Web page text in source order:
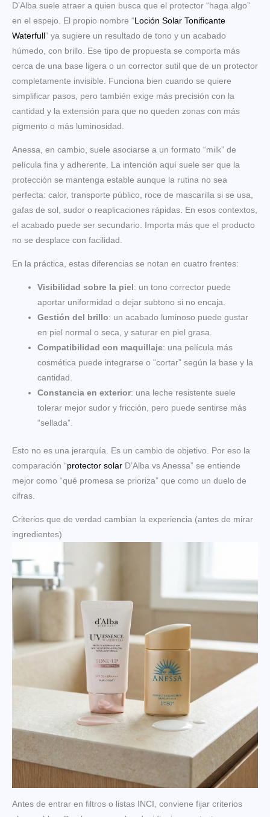
D’Alba suele atraer a quien busca que el protector “haga algo”
en el espejo. El propio nombre “Loción Solar Tonificante
Waterfull” ya sugiere un resultado de tono y un acabado
húmedo, con brillo. Ese tipo de propuesta se comporta más
cerca de una base ligera o un corrector sutil que de un protector
completamente invisible. Funciona bien cuando se quiere
simplificar pasos, pero también exige más precisión con la
cantidad y la extensión para que no queden zonas con más
pigmento o más luminosidad.
Anessa, en cambio, suele asociarse a un formato “milk” de
película fina y adherente. La intención aquí suele ser que la
protección se mantenga estable aunque la rutina no sea
perfecta: calor, transporte público, roce de mascarilla si se usa,
gafas de sol, sudor o reaplicaciones rápidas. En esos contextos,
el acabado puede ser secundario. Importa más que el producto
no se desplace con facilidad.
En la práctica, estas diferencias se notan en cuatro frentes:
Visibilidad sobre la piel: un tono corrector puede
aportar uniformidad o dejar subtono si no encaja.
Gestión del brillo: un acabado luminoso puede gustar
en piel normal o seca, y saturar en piel grasa.
Compatibilidad con maquillaje: una película más
cosmética puede integrarse o “cortar” según la base y la
cantidad.
Constancia en exterior: una leche resistente suele
tolerar mejor sudor y fricción, pero puede sentirse más
“sellada”.
Esto no es una jerarquía. Es un cambio de objetivo. Por eso la
comparación “protector solar D’Alba vs Anessa” se entiende
mejor como “qué promesa se prioriza” que como un duelo de
cifras.
Criterios que de verdad cambian la experiencia (antes de mirar
ingredientes)
Antes de entrar en filtros o listas INCI, conviene fijar criterios